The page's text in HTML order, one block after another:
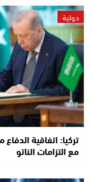
دولية
تركيا: اتفاقية
مع التزامات الناتو